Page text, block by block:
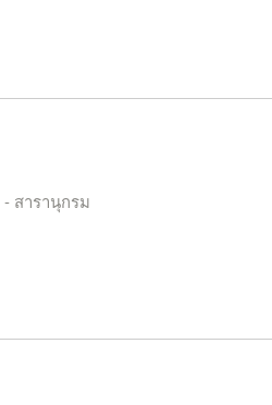
สารานุกรม